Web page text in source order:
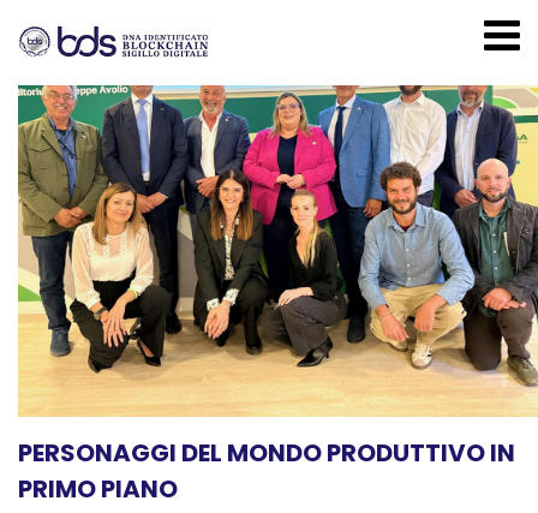
PERSONAGGI DEL MONDO PRODUTTIVO IN
PRIMO PIANO